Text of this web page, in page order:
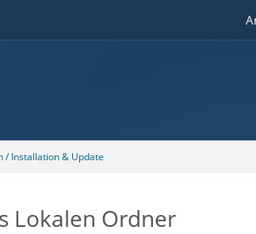
/ Installation & Update
Lokalen Ordner